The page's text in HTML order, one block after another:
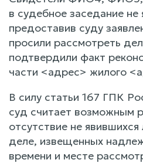
в судебное заседание не
предоставив суду
просили рассмотреть
подтвердили факт
части <адрес> жилого
В силу статьи 167 ГПК
суд считает возможным
отсутствие не
деле, извещенных
времени и месте